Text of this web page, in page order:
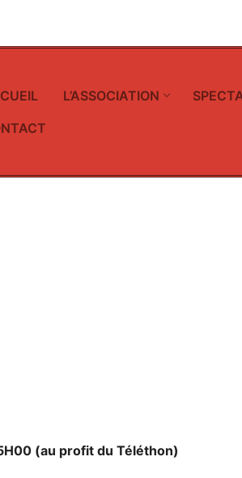
L’ASSOCIATION
(au profit du Téléthon)